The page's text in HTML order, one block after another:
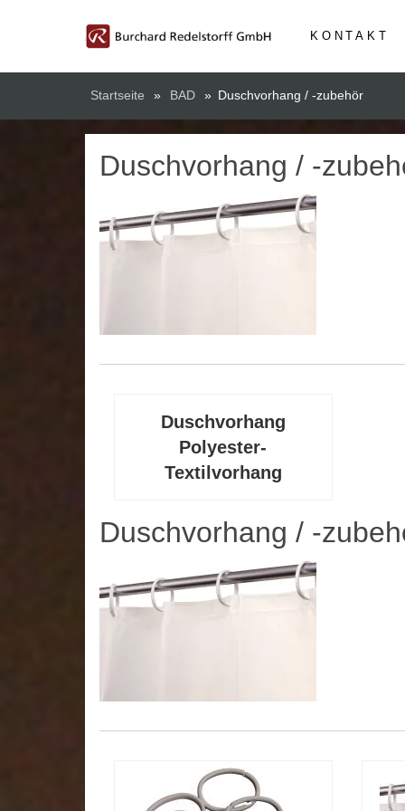
KONTAKT
Startseite » BAD » Duschvorhang / -zubehör
Duschvorhang / -
Duschvorhang
Polyester-
Textilvorhang
Duschvorhang / -